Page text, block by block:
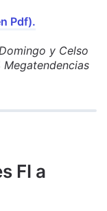
Pdf).
y Celso
FI a